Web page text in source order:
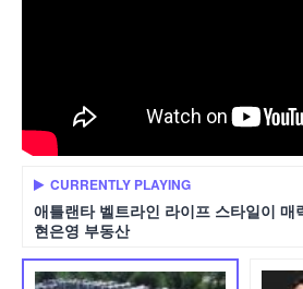
CURRENTLY PLAYING
애틀랜타 벨트라인 라이프 스타일이 매
현은영 부동산